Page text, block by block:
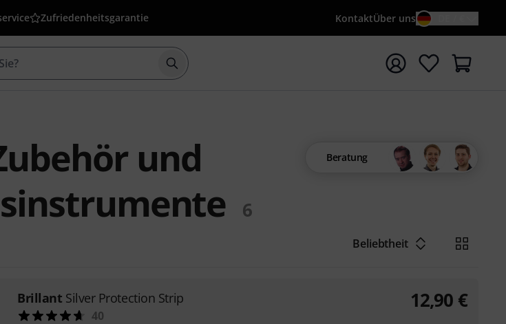
Zufriedenheitsgarantie KontaktÜber uns
Suche mit Suchwort {searchTerm} starten
und
6
Beratung
Beliebtheit
Brillant Silver Protection Strip
40
12,90 €